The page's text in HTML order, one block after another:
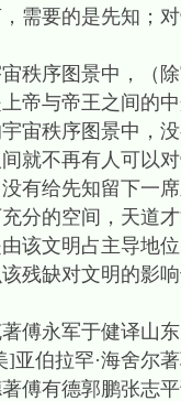
需要的是先知；
秩序图景中，（
帝与帝王之间的
宙秩序图景中，
就不再有人可以
有给先知留下一
分的空间，天道才
该文明占主导地
残缺对文明的影
傅永军于健译山
]亚伯拉罕·海舍尔
傅有德郭鹏张志